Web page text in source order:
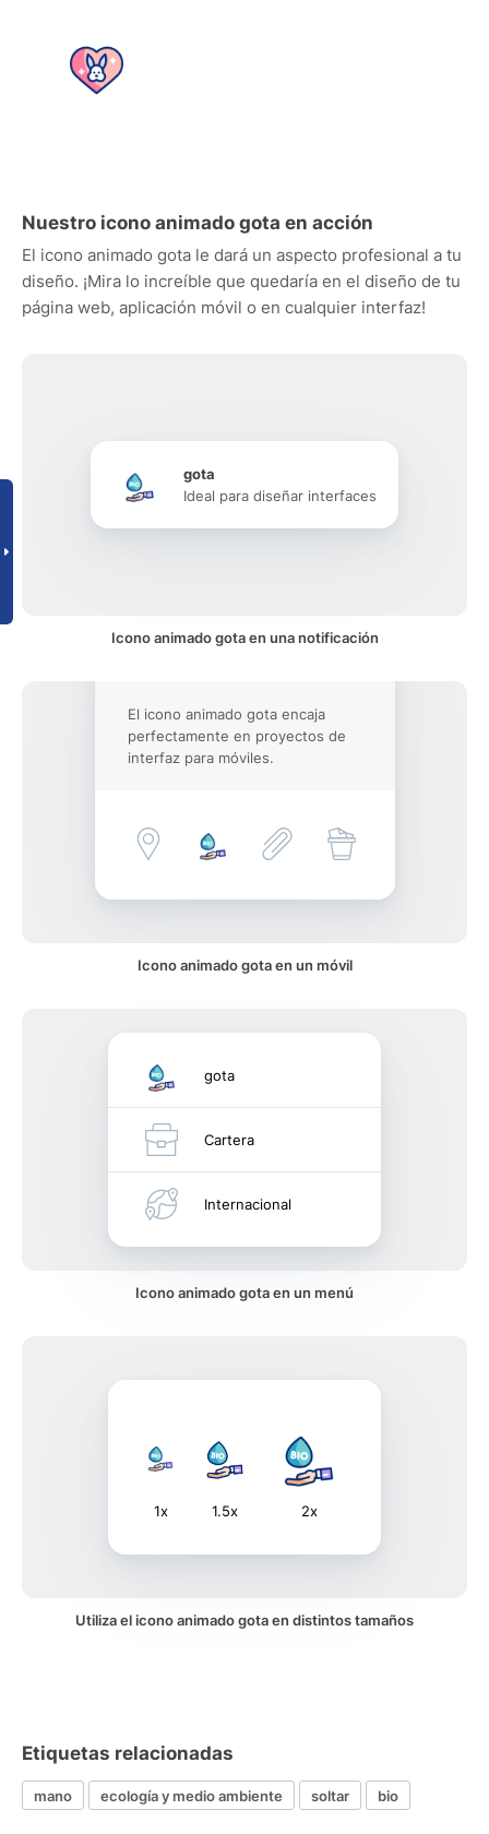
Nuestro icono animado gota en acción
El icono animado gota le dará un aspecto profesional a tu
diseño. ¡Mira lo increíble que quedaría en el diseño de tu
página web, aplicación móvil o en cualquier interfaz!
gota
Ideal para diseñar interfaces
Icono animado gota en una notificación
El icono animado gota encaja
perfectamente en proyectos de
interfaz para móviles.
Icono animado gota en un móvil
gota
Cartera
Internacional
Icono animado gota en un menú
1x 1.5x 2x
Utiliza el icono animado gota en distintos tamaños
Etiquetas relacionadas
mano ecología y medio ambiente soltar bio